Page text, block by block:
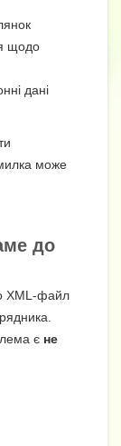
щодо
дані
може
до
XML-файл
є не